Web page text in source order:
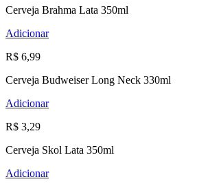
Cerveja Brahma Lata 350ml
Adicionar
R$ 6,99
Cerveja Budweiser Long Neck 330ml
Adicionar
R$ 3,29
Cerveja Skol Lata 350ml
Adicionar